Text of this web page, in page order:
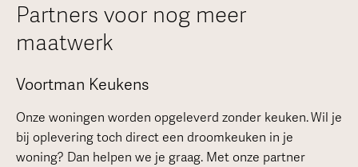
Partners voor nog meer
maatwerk
Voortman Keukens
Onze woningen worden opgeleverd zonder keuken.Wil je
bij oplevering toch direct een droomkeuken in je
woning? Dan helpen we je graag. Met onze partner